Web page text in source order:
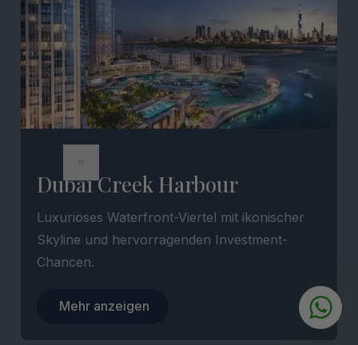
Dubai Creek Harbour
Luxuriöses Waterfront-Viertel mit ikonischer
Skyline und hervorragenden Investment-
Chancen.
Mehr anzeigen